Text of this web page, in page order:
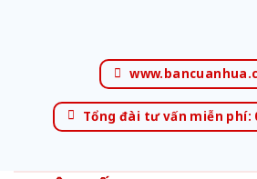
Tổng đài tư vấn miễn phí: